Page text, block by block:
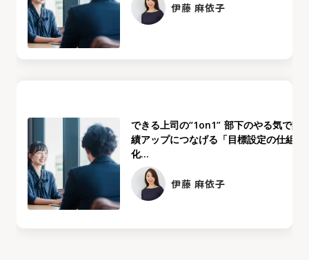
伊藤 麻依子
できる上司の“1on1” 部下のやる気で業
績アップにつなげる「目標設定の仕組み
化...
伊藤 麻依子